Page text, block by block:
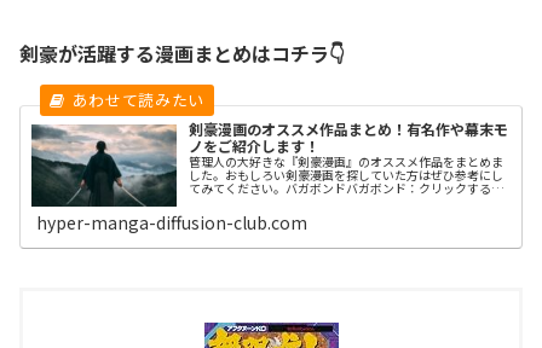
剣豪が活躍する漫画まとめはコチラ👇
剣豪漫画のオススメ作品まとめ！有名作や幕末モ
ノをご紹介します！
管理人の大好きな『剣豪漫画』のオススメ作品をまとめま
した。おもしろい剣豪漫画を探していた方はぜひ参考にし
てみてください。バガボンドバガボンド：クリックすると
雄彦出版社講談社掲載誌週刊モ...
hyper-manga-diffusion-club.com